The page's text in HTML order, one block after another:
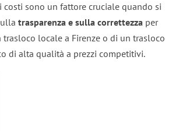
costi sono un fattore cruciale quando si
trasparenza e sulla correttezza per
locale a Firenze o di un trasloco
di alta qualità a prezzi competitivi.